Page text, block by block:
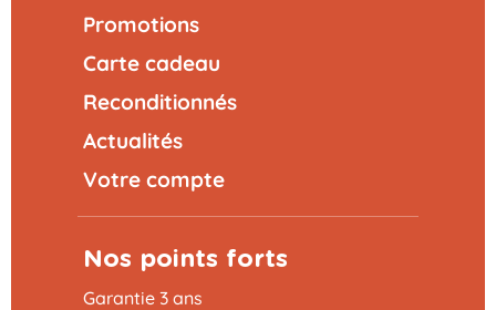
Promotions
Carte cadeau
Reconditionnés
Actualités
Votre compte
Nos points forts
Garantie 3 ans